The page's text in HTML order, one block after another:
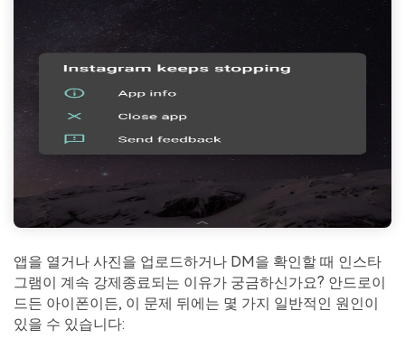
앱을 열거나 사진을 업로드하거나 DM을 확인할 때 인스타
그램이 계속 강제종료되는 이유가 궁금하신가요? 안드로이
드든 아이폰이든, 이 문제 뒤에는 몇 가지 일반적인 원인이
있을 수 있습니다: